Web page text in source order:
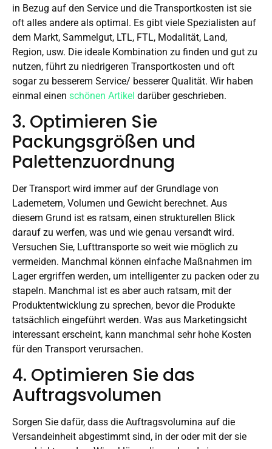
in Bezug auf den Service und die Transportkosten ist sie
oft alles andere als optimal. Es gibt viele Spezialisten auf
dem Markt, Sammelgut, LTL, FTL, Modalität, Land,
Region, usw. Die ideale Kombination zu finden und gut zu
nutzen, führt zu niedrigeren Transportkosten und oft
sogar zu besserem Service/ besserer Qualität. Wir haben
einmal einen schönen Artikel darüber geschrieben.
3. Optimieren Sie
Packungsgrößen und
Palettenzuordnung
Der Transport wird immer auf der Grundlage von
Lademetern, Volumen und Gewicht berechnet. Aus
diesem Grund ist es ratsam, einen strukturellen Blick
darauf zu werfen, was und wie genau versandt wird.
Versuchen Sie, Lufttransporte so weit wie möglich zu
vermeiden. Manchmal können einfache Maßnahmen im
Lager ergriffen werden, um intelligenter zu packen oder zu
stapeln. Manchmal ist es aber auch ratsam, mit der
Produktentwicklung zu sprechen, bevor die Produkte
tatsächlich eingeführt werden. Was aus Marketingsicht
interessant erscheint, kann manchmal sehr hohe Kosten
für den Transport verursachen.
4. Optimieren Sie das
Auftragsvolumen
Sorgen Sie dafür, dass die Auftragsvolumina auf die
Versandeinheit abgestimmt sind, in der oder mit der sie